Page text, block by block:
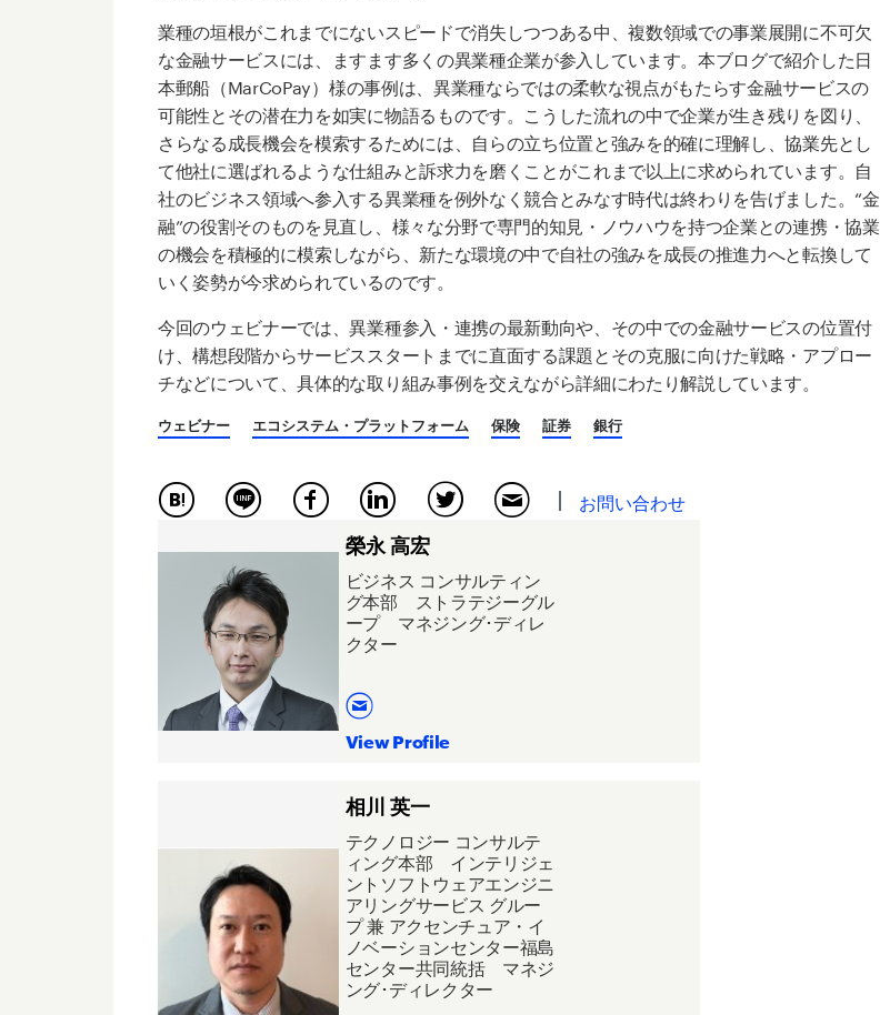
業種の垣根がこれまでにないスピードで消失しつつある中、複数領域での事業展開に不可欠
な金融サービスには、ますます多くの異業種企業が参入しています。本ブログで紹介した日
本郵船（MarCoPay）様の事例は、異業種ならではの柔軟な視点がもたらす金融サービスの
可能性とその潜在力を如実に物語るものです。こうした流れの中で企業が生き残りを図り、
さらなる成長機会を模索するためには、自らの立ち位置と強みを的確に理解し、協業先とし
て他社に選ばれるような仕組みと訴求力を磨くことがこれまで以上に求められています。自
社のビジネス領域へ参入する異業種を例外なく競合とみなす時代は終わりを告げました。“金
融”の役割そのものを見直し、様々な分野で専門的知見・ノウハウを持つ企業との連携・協業
の機会を積極的に模索しながら、新たな環境の中で自社の強みを成長の推進力へと転換して
いく姿勢が今求められているのです。
今回のウェビナーでは、異業種参入・連携の最新動向や、その中での金融サービスの位置付
け、構想段階からサービススタートまでに直面する課題とその克服に向けた戦略・アプロー
チなどについて、具体的な取り組み事例を交えながら詳細にわたり解説しています。
ウェビナー エコシステム・プラットフォーム 保険 証券 銀行
お問い合わせ
榮永 高宏
ビジネス コンサルティン
グ本部 ストラテジーグル
ープ マネジング･ディレ
クター
View Profile
相川 英一
テクノロジー コンサルテ
ィング本部 インテリジェ
ントソフトウェアエンジニ
アリングサービス グルー
プ 兼 アクセンチュア・イ
ノベーションセンター福島
センター共同統括 マネジ
ング･ディレクター